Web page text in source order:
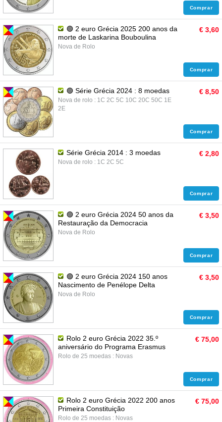
Comprar
🟢 2 euro Grécia 2025 200 anos da
morte de Laskarina Bouboulina
Nova de Rolo
€ 3,60
Comprar
🟢 Série Grécia 2024 : 8 moedas
Nova de rolo : 1C 2C 5C 10C 20C 50C 1E
2E
€ 8,50
Comprar
Série Grécia 2014 : 3 moedas
Nova de rolo : 1C 2C 5C
€ 2,80
Comprar
🟢 2 euro Grécia 2024 50 anos da
Restauração da Democracia
Nova de Rolo
€ 3,50
Comprar
🟢 2 euro Grécia 2024 150 anos
Nascimento de Penélope Delta
Nova de Rolo
€ 3,50
Comprar
Rolo 2 euro Grécia 2022 35.º
aniversário do Programa Erasmus
Rolo de 25 moedas : Novas
€ 75,00
Comprar
Rolo 2 euro Grécia 2022 200 anos
Primeira Constituição
Rolo de 25 moedas : Novas
€ 75,00